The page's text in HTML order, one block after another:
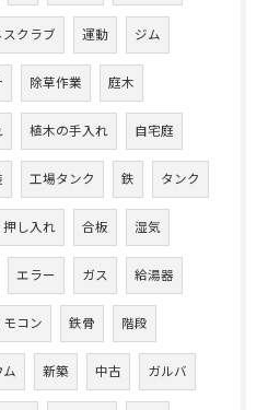
クラブ 運動 ジム
除草作業 庭木
植木の手入れ 自宅庭
工場タンク 鉄 タンク
押し入れ 合板 湿気
エラー ガス 給湯器
モコン 鉄骨 階段
ム 新築 中古 ガルバ